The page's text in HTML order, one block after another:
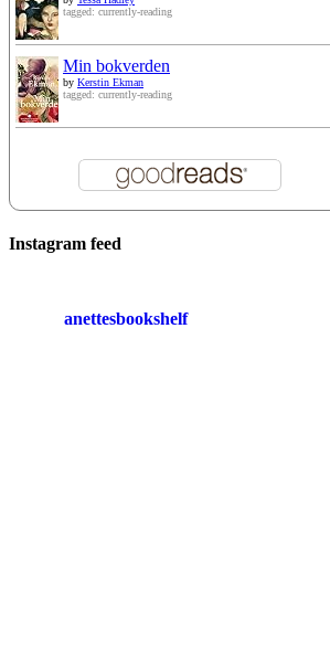
tagged: currently-reading
Min bokverden
by Kerstin Ekman
tagged: currently-reading
Instagram feed
anettesbookshelf